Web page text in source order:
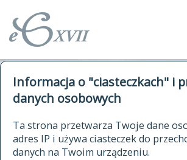
Informacja o "ciasteczkach" i
danych osobowych
Ta strona przetwarza Twoje dane
adres IP i używa ciasteczek do
danych na Twoim urządzeniu.
autorzy Słownika
historia
publikacje
źródła
kwerendy
jak cytować Słownik
ELEKTRONICZNY
JĘZYKA